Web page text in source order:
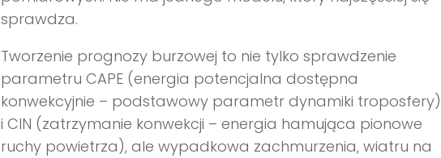
sprawdza.
Tworzenie prognozy burzowej to nie tylko sprawdzenie
parametru CAPE (energia potencjalna dostępna
konwekcyjnie – podstawowy parametr dynamiki troposfery)
i CIN (zatrzymanie konwekcji – energia hamująca pionowe
ruchy powietrza), ale wypadkowa zachmurzenia, wiatru na